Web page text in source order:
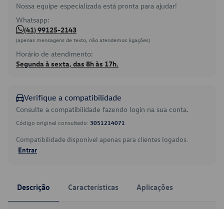
Nossa equipe especializada está pronta para ajudar!
Whatsapp:
(41) 99125-2143
(apenas mensagens de texto, não atendemos ligações)
Horário de atendimento:
Segunda à sexta, das 8h às 17h.
Verifique a compatibilidade
Consulte a compatibilidade fazendo login na sua conta.
Código original consultado: 3051214071
Compatibilidade disponível apenas para clientes logados.
Entrar
Descrição Características Aplicações